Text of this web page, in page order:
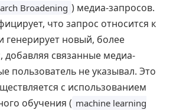
Broadening ) медиа-запросов.
что запрос относится к
генерирует новый, более
добавляя связанные медиа-
пользователь не указывал. Это
с использованием
обучения ( machine learning